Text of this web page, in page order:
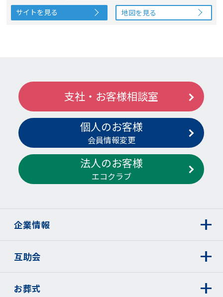
サイトを見る 地図を見る
支社・お客様相談室
個人のお客様
会員情報変更
法人のお客様
エコクラブ
企業情報
互助会
お葬式